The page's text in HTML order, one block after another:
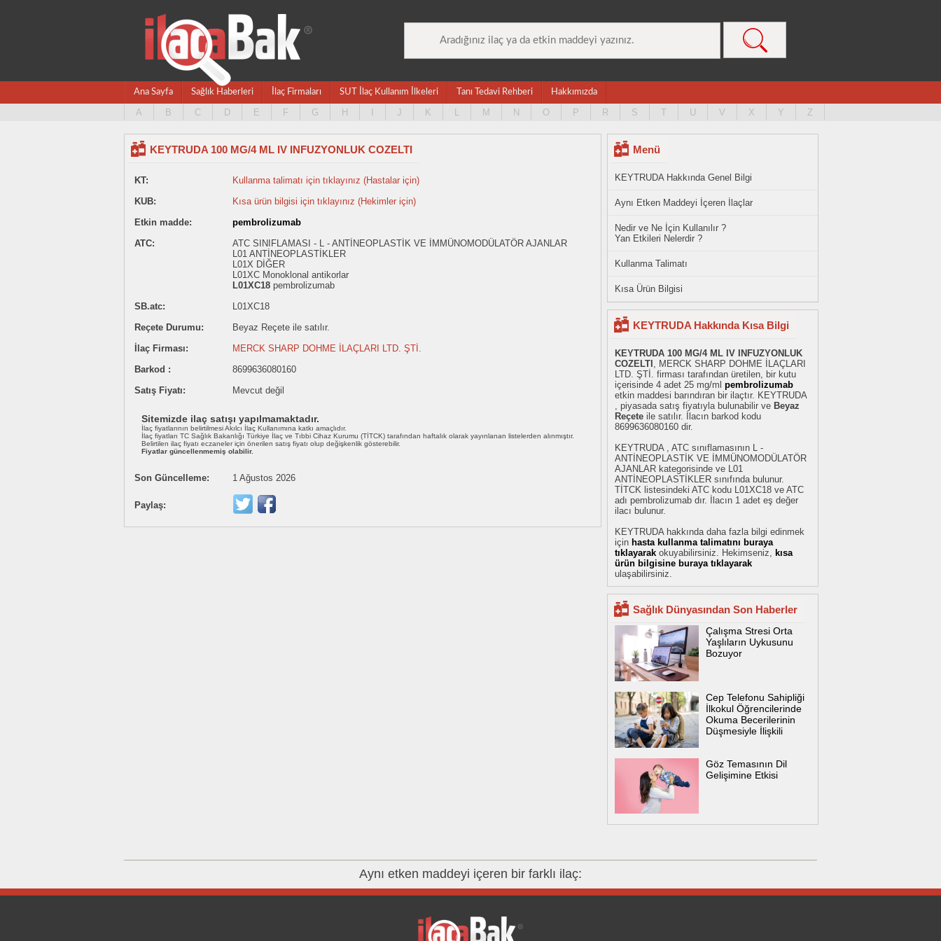
Ana Sayfa Sağlık Haberleri İlaç Firmaları SUT İlaç Kullanım İlkeleri Tanı Tedavi Rehberi Hakkımızda
A B C D E F G H J K L M N O P R S T U V X Y Z
KEYTRUDA 100 MG/4 ML IV INFUZYONLUK COZELTI
KT:
Kullanma talimatı için tıklayınız (Hastalar için)
KUB:
Kısa ürün bilgisi için tıklayınız (Hekimler için)
Etkin madde:
pembrolizumab
ATC:
ATC SINIFLAMASI - L - ANTİNEOPLASTİK VE İMMÜNOMODÜLATÖR AJANLAR
L01 ANTİNEOPLASTİKLER
L01X DİĞER
L01XC Monoklonal antikorlar
L01XC18 pembrolizumab
SB.atc:
L01XC18
Reçete Durumu:
Beyaz Reçete ile satılır.
İlaç Firması:
MERCK SHARP DOHME İLAÇLARI LTD. ŞTİ.
Barkod :
8699636080160
Satış Fiyatı:
Mevcut değil
Sitemizde ilaç satışı yapılmamaktadır.
İlaç fiyatlarının belirtilmesi Akılcı İlaç Kullanımına katkı amaçlıdır.
İlaç fiyatları TC Sağlık Bakanlığı Türkiye İlaç ve Tıbbi Cihaz Kurumu (TİTCK) tarafından haftalık olarak yayınlanan listelerden alınmıştır.
Belirtilen ilaç fiyatı eczaneler için önerilen satış fiyatı olup değişkenlik gösterebilir.
Fiyatlar güncellenmemiş olabilir.
Son Güncelleme: 1 Ağustos 2026
Paylaş:
Menü
KEYTRUDA Hakkında Genel Bilgi
Aynı Etken Maddeyi İçeren İlaçlar
Nedir ve Ne İçin Kullanılır ?
Yan Etkileri Nelerdir ?
Kullanma Talimatı
Kısa Ürün Bilgisi
KEYTRUDA Hakkında Kısa Bilgi
KEYTRUDA 100 MG/4 ML IV INFUZYONLUK
COZELTI , MERCK SHARP DOHME İLAÇLARI
LTD. ŞTİ. firması tarafından üretilen, bir kutu
içerisinde 4 adet 25 mg/ml pembrolizumab
etkin maddesi barındıran bir ilaçtır. KEYTRUDA
, piyasada satış fiyatıyla bulunabilir ve Beyaz
Reçete ile satılır. İlacın barkod kodu
8699636080160 dir.
KEYTRUDA , ATC sınıflamasının L -
ANTİNEOPLASTİK VE İMMÜNOMODÜLATÖR
AJANLAR kategorisinde ve L01
ANTİNEOPLASTİKLER sınıfında bulunur.
TİTCK listesindeki ATC kodu L01XC18 ve ATC
adı pembrolizumab dır. İlacın 1 adet eş değer
ilacı bulunur.
KEYTRUDA hakkında daha fazla bilgi edinmek
için hasta kullanma talimatını buraya
tıklayarak okuyabilirsiniz. Hekimseniz, kısa
ürün bilgisine buraya tıklayarak
ulaşabilirsiniz.
Sağlık Dünyasından Son Haberler
Çalışma Stresi Orta
Yaşlıların Uykusunu
Bozuyor
Cep Telefonu Sahipliği
İlkokul Öğrencilerinde
Okuma Becerilerinin
Düşmesiyle İlişkili
Göz Temasının Dil
Gelişimine Etkisi
Aynı etken maddeyi içeren bir farklı ilaç: